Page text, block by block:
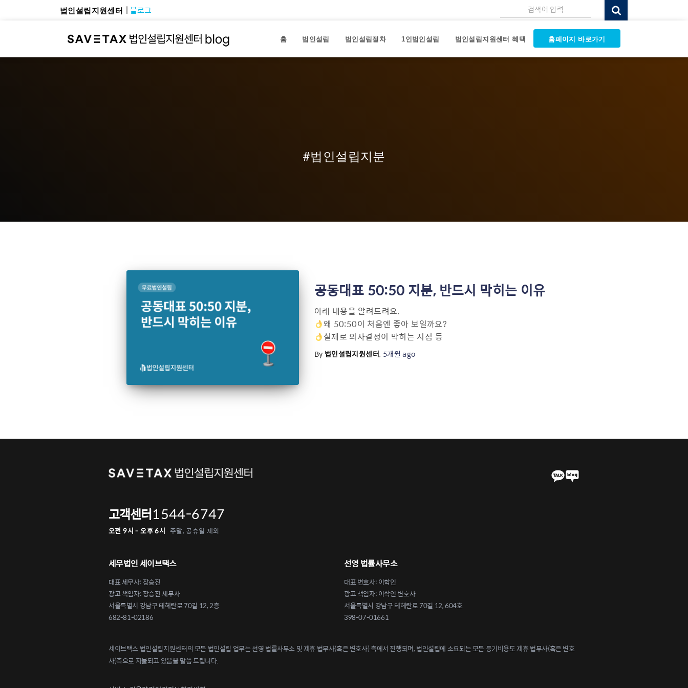
법인설립지원센터 블로그 검색어 입력
홈 법인설립 법인설립절차 1인법인설립 법인설립지원센터 혜택 홈페이지 바로가기
#법인설립지분
공동대표 50:50 지분, 반드시 막히는 이유
아래 내용을 알려드려요.
왜 50:50이 처음엔 좋아 보일까요?
실제로 의사결정이 막히는 지점 등
By 법인설립지원센터, 5개월 ago
고객센터1544-6747
오전 9시 - 오후 6시 주말, 공휴일 제외
세무법인 세이브택스
대표 세무사: 장승진
광고 책임자: 장승진 세무사
서울특별시 강남구 테헤란로 70길 12, 2층
682-81-02186
선영 법률사무소
대표 변호사: 이학인
광고 책임자: 이학인 변호사
서울특별시 강남구 테헤란로 70길 12, 604호
398-07-01661
세이브택스 법인설립지원센터의 모든 법인설립 업무는 선영 법률사무소 및 제휴 법무사(혹은 변호사) 측에서 진행되며, 법인설립에 소요되는 모든 등기비용도 제휴 법무사(혹은 변호
사)측으로 지불되고 있음을 말씀 드립니다.